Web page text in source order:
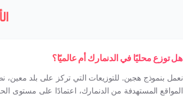
هل توزع محليًا في الدنمارك أم عالميًا؟
نعمل بنموذج هجين. للتوزيعات التي تركز على بلد معين،
المواقع المستهدفة من الدنمارك، اعتمادًا على مستوى